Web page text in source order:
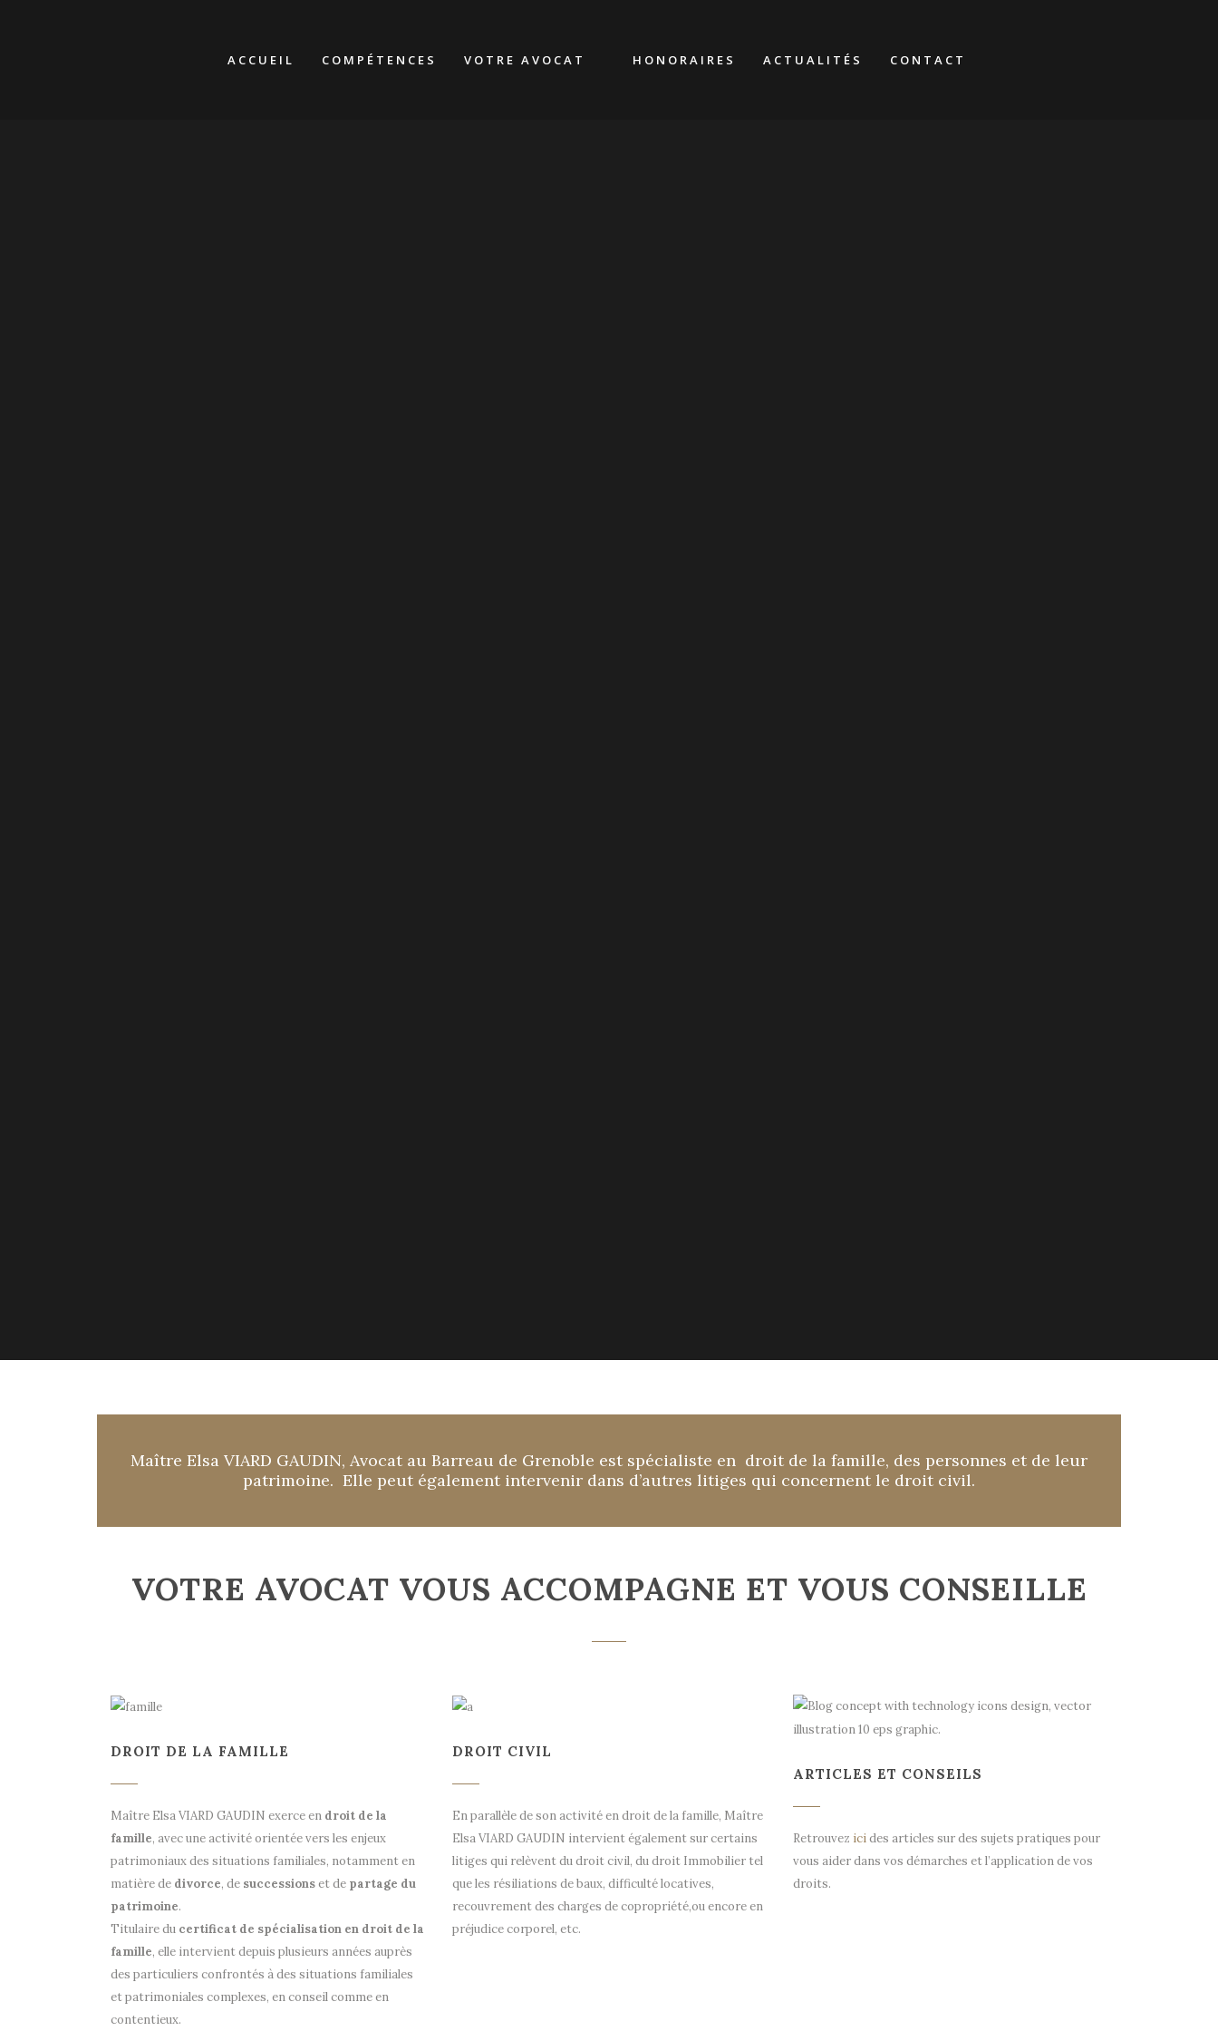
ACCUEIL COMPÉTENCES VOTRE AVOCAT HONORAIRES ACTUALITÉS CONTACT
Maître Elsa VIARD GAUDIN, Avocat au Barreau de Grenoble est spécialiste en droit de la famille, des personnes et de leur
patrimoine. Elle peut également intervenir dans d’autres litiges qui concernent le droit civil.
VOTRE AVOCAT VOUS ACCOMPAGNE ET VOUS CONSEILLE
DROIT DE LA FAMILLE
Maître Elsa VIARD GAUDIN exerce en droit de la
famille, avec une activité orientée vers les enjeux
patrimoniaux des situations familiales, notamment en
matière de divorce, de successionset de partage du
patrimoine.
Titulaire du certificat de spécialisation en droit de la
famille, elle intervient depuis plusieurs années auprès
des particuliers confrontés à des situations familiales
et patrimoniales complexes, en conseil comme en
contentieux.
DROIT CIVIL
En parallèle de son activité en droit de la famille, Maître
Elsa VIARD GAUDIN intervient également sur certains
litiges qui relèvent du droit civil, du droit Immobilier tel
que les résiliations de baux, difficulté locatives,
recouvrement des charges de copropriété,ou encore en
préjudice corporel, etc.
ARTICLES ET CONSEILS
Retrouvez icides articles sur des sujets pratiques pour
vous aider dans vos démarches et l’application de vos
droits.